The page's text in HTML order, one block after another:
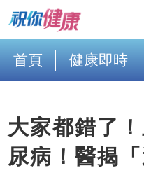
首頁 健康即時
大家都錯了
尿病！醫揭